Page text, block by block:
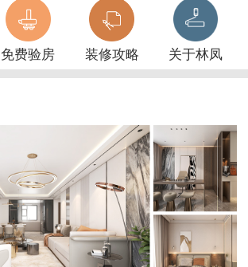
免费验房 装修攻略 关于林凤